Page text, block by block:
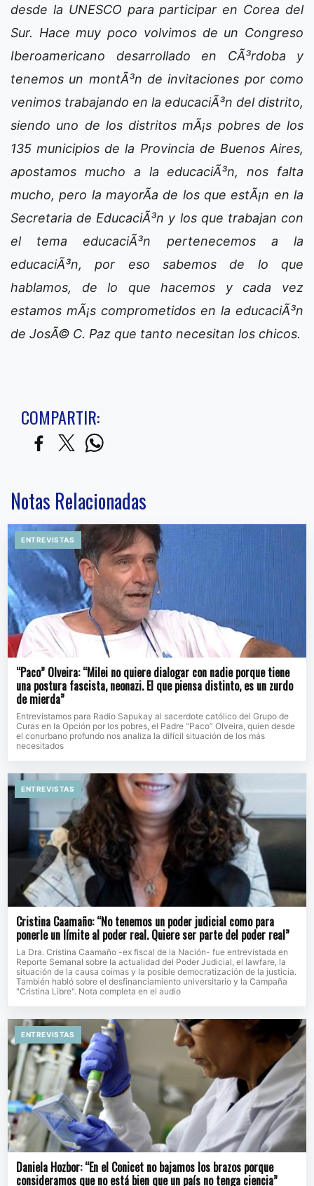
desde la UNESCO para participar en Corea del
Sur. Hace muy poco volvimos de un Congreso
Iberoamericano desarrollado en CÃ³rdoba y
tenemos un montÃ³n de invitaciones por como
venimos trabajando en la educaciÃ³n del distrito,
siendo uno de los distritos mÃ¡s pobres de los
135 municipios de la Provincia de Buenos Aires,
apostamos mucho a la educaciÃ³n, nos falta
mucho, pero la mayorÃ­a de los que estÃ¡n en la
Secretaria de EducaciÃ³n y los que trabajan con
el tema educaciÃ³n pertenecemos a la
educaciÃ³n, por eso sabemos de lo que
hablamos, de lo que hacemos y cada vez
estamos mÃ¡s comprometidos en la educaciÃ³n
de JosÃ© C. Paz que tanto necesitan los chicos.
COMPARTIR:
Notas Relacionadas
ENTREVISTAS
“Paco” Olveira: “Milei no quiere dialogar con nadie porque tiene
una postura fascista, neonazi. El que piensa distinto, es un zurdo
de mierda”
Entrevistamos para Radio Sapukay al sacerdote católico del Grupo de
Curas en la Opción por los pobres, el Padre “Paco” Olveira, quien desde
el conurbano profundo nos analiza la difícil situación de los más
necesitados
ENTREVISTAS
Cristina Caamaño: “No tenemos un poder judicial como para
ponerle un límite al poder real. Quiere ser parte del poder real”
La Dra. Cristina Caamaño -ex fiscal de la Nación- fue entrevistada en
Reporte Semanal sobre la actualidad del Poder Judicial, el lawfare, la
situación de la causa coimas y la posible democratización de la justicia.
También habló sobre el desfinanciamiento universitario y la Campaña
"Cristina Libre". Nota completa en el audio
ENTREVISTAS
Daniela Hozbor: “En el Conicet no bajamos los brazos porque
consideramos que no está bien que un país no tenga ciencia”